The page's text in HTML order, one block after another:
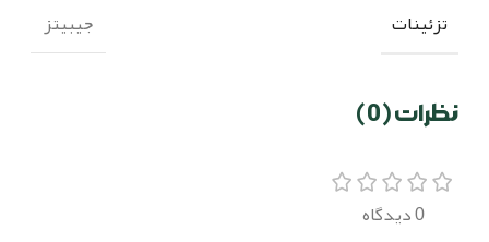
تزئینات جیبیتز
نظرات (0)
0 دیدگاه